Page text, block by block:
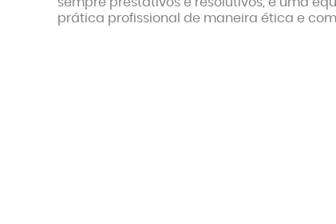
prática profissional de maneira ética e